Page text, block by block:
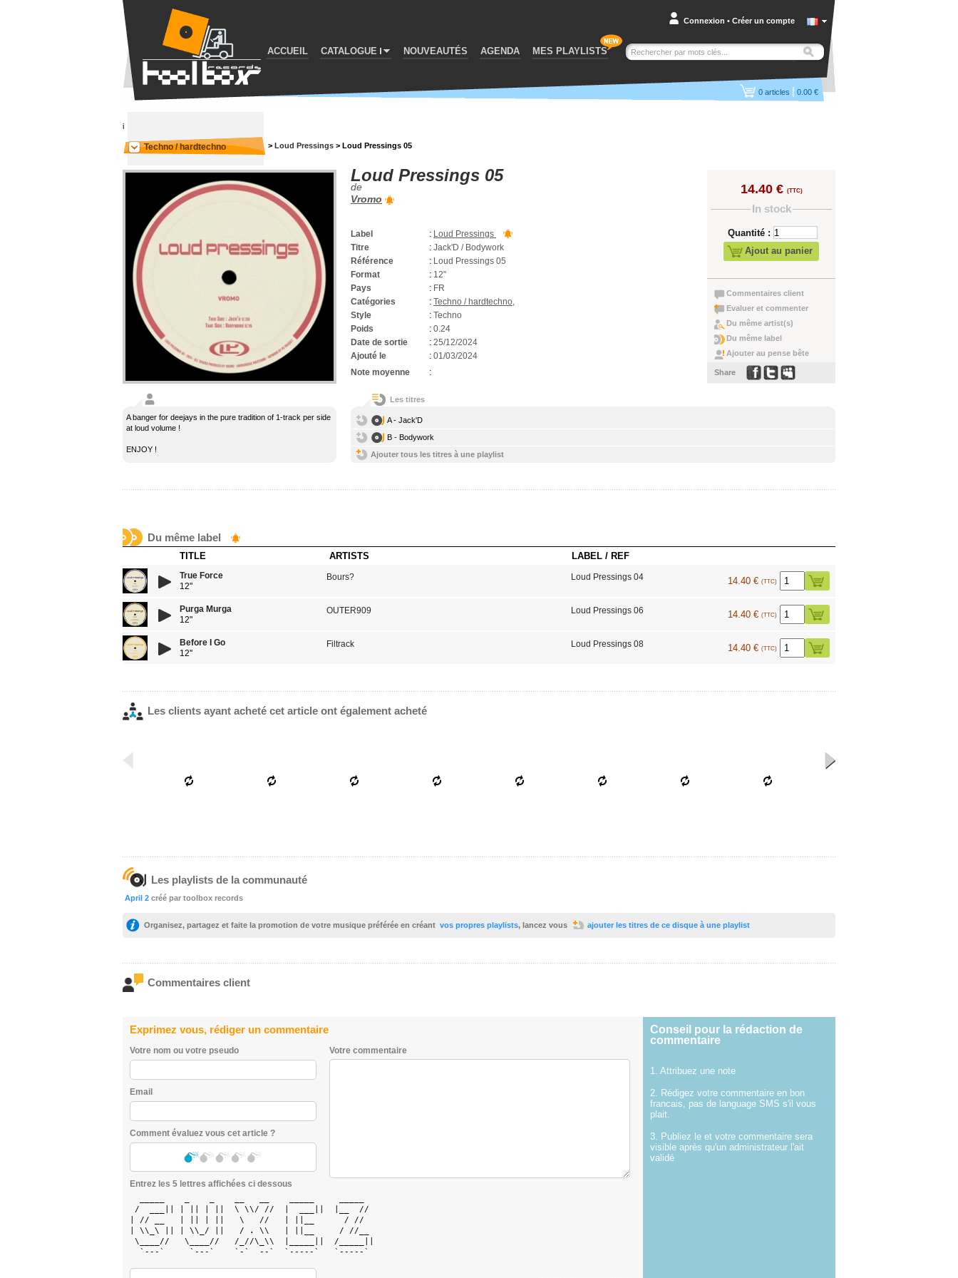
ACCUEIL CATALOGUE NOUVEAUTÉS AGENDA MES PLAYLISTS
Connexion • Créer un compte
0 articles | 0.00 €
i
Techno / hardtechno > Loud Pressings > Loud Pressings 05
Loud Pressings 05
de
Vromo
Label : Loud Pressings
Titre
: Jack'D / Bodywork
Référence
: Loud Pressings 05
Format
: 12"
Pays
: FR
Catégories
: Techno / hardtechno,
Style
: Techno
Poids
: 0.24
Date de sortie
: 25/12/2024
Ajouté le
: 01/03/2024
Note moyenne
:
14.40 € (TTC)
In stock
Quantité :
Ajout au panier
Commentaires client
Evaluer et commenter
Du même artist(s)
Du même label
Ajouter au pense bête
Share
A banger for deejays in the pure tradition of 1-track per side
at loud volume !
ENJOY !
Les titres
A - Jack'D
B - Bodywork
Ajouter tous les titres à une playlist
Du même label
TITLE ARTISTS LABEL / REF
True Force
12"
Bours? Loud Pressings 04 14.40 € (TTC)
Purga Murga
12"
OUTER909 Loud Pressings 06 14.40 € (TTC)
Before I Go
12''
Filtrack Loud Pressings 08 14.40 € (TTC)
Les clients ayant acheté cet article ont également acheté
Les playlists de la communauté
April 2 créé par toolbox records
Organisez, partagez et faite la promotion de votre musique préférée en créant vos propres playlists, lancez vous ajouter les titres de ce disque à une playlist
Commentaires client
Exprimez vous, rédiger un commentaire
Votre nom ou votre pseudo
Email
Comment évaluez vous cet article ?
Votre commentaire
Entrez les 5 lettres affichées ci dessous
/  ___|| | || | ||  \ \\/ //  |  ___||  |__  //
| // __   | || | ||   \   //   | ||__      / //
| \\_\ || | \\_/ ||   / . \\   | ||__     / //__
\____//   \____//   /_//\_\\  |_____||  /_____||
  `---`     `---`    `-`  --`  `-----`   `-----`
Conseil pour la rédaction de
commentaire
1. Attribuez une note
2. Rédigez votre commentaire en bon
francais, pas de language SMS s'il vous
plait.
3. Publiez le et votre commentaire sera
visible après qu'un administrateur l'ait
validé